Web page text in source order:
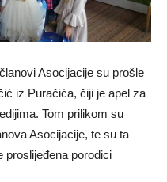
Asocijacije su prošle
iz Puračića, čiji je apel za
Tom prilikom su
Asocijacije, te su ta
proslijeđena porodici